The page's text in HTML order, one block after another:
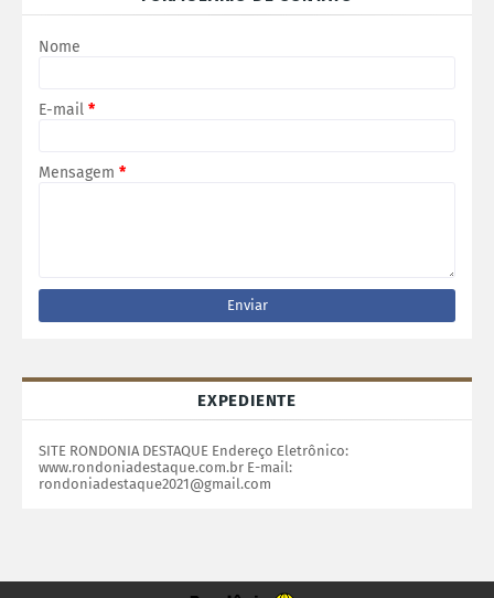
Nome
E-mail *
Mensagem *
EXPEDIENTE
SITE RONDONIA DESTAQUE Endereço Eletrônico:
www.rondoniadestaque.com.br E-mail:
rondoniadestaque2021@gmail.com